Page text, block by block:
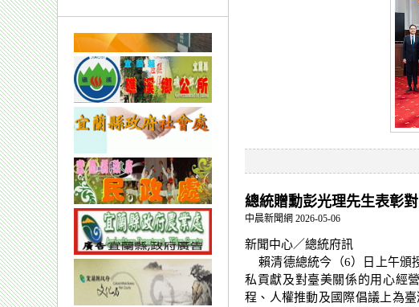
總統贈勳彭光理先生表彰
中晨新聞網 2026-05-06
新聞中心／總統府訊
賴清德總統今（6）日上午頒
私貢獻及對臺美關係的用心經
程、人權推動及國際倡議上為